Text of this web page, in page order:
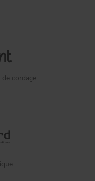
de cordage